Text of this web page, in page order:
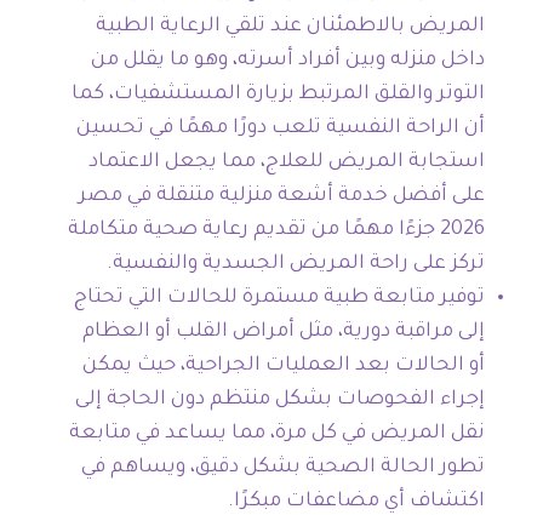
المريض بالاطمئنان عند تلقي الرعاية الطبية
داخل منزله وبين أفراد أسرته، وهو ما يقلل من
التوتر والقلق المرتبط بزيارة المستشفيات، كما
أن الراحة النفسية تلعب دورًا مهمًا في تحسين
استجابة المريض للعلاج، مما يجعل الاعتماد
على أفضل خدمة أشعة منزلية متنقلة في مصر
2026 جزءًا مهمًا من تقديم رعاية صحية متكاملة
تركز على راحة المريض الجسدية والنفسية.
توفير متابعة طبية مستمرة للحالات التي تحتاج
إلى مراقبة دورية، مثل أمراض القلب أو العظام
أو الحالات بعد العمليات الجراحية، حيث يمكن
إجراء الفحوصات بشكل منتظم دون الحاجة إلى
نقل المريض في كل مرة، مما يساعد في متابعة
تطور الحالة الصحية بشكل دقيق، ويساهم في
اكتشاف أي مضاعفات مبكرًا.